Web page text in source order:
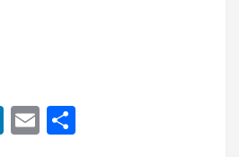
Li E